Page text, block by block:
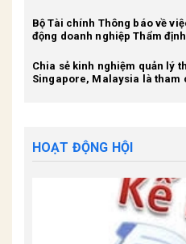
Bộ Tài chính Thông báo về
động doanh nghiệp Thẩm
Chia sẻ kinh nghiệm quản lý
Singapore, Malaysia là tham
HOẠT ĐỘNG HỘI